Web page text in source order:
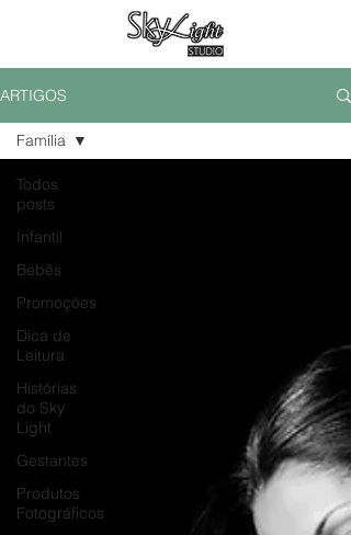
ARTIGOS
Todos
posts
Infantil
Bebês
Promoções
Dica de
Leitura
Histórias
do Sky
Light
Gestantes
Produtos
Fotográficos
Família